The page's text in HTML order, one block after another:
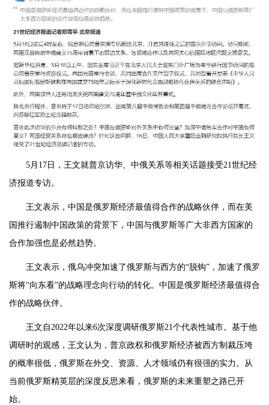
5月17日，王文就普京访华、中俄关系等相关话题接受21世纪经
济报道专访。
王文表示，中国是俄罗斯经济最值得合作的战略伙伴，而在美
国推行遏制中国政策的背景下，中国与俄罗斯等广大非西方国家的
合作加强也是必然趋势。
王文表示，俄乌冲突加速了俄罗斯与西方的“脱钩”，加速了俄罗
斯将“向东看”的战略理念向行动的转化。中国是俄罗斯经济最值得合
作的战略伙伴。
王文自2022年以来6次深度调研俄罗斯21个代表性城市。基于他
调研时的观感，王文认为，普京政权和俄罗斯经济被西方制裁压垮
的概率很低，俄罗斯在外交、资源、人才领域仍有很强的实力。从
当前俄罗斯精英层的深度反思来看，俄罗斯的未来重塑之路已开
始。